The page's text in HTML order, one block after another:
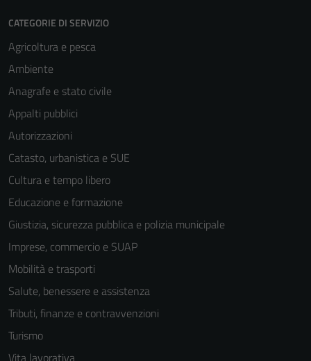
CATEGORIE DI SERVIZIO
Agricoltura e pesca
Ambiente
Anagrafe e stato civile
Appalti pubblici
Autorizzazioni
Catasto, urbanistica e SUE
Cultura e tempo libero
Educazione e formazione
Giustizia, sicurezza pubblica e polizia municipale
Imprese, commercio e SUAP
Mobilità e trasporti
Salute, benessere e assistenza
Tributi, finanze e contravvenzioni
Turismo